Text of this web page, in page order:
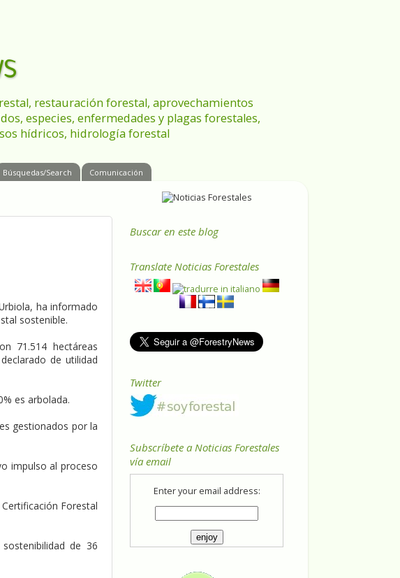
restauración forestal, aprovechamientos
especies, enfermedades y plagas forestales,
hídricos, hidrología forestal
Búsquedas/Search Comunicación
ha informado
sostenible.
71.514 hectáreas
de utilidad
es arbolada.
gestionados por la
impulso al proceso
Forestal
de 36
Buscar en este blog
Translate Noticias Forestales
Twitter
Subscríbete a Noticias Forestales
vía email
Enter your email address: